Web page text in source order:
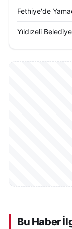
Fethiye'de
Yıldızeli
Bu Haber